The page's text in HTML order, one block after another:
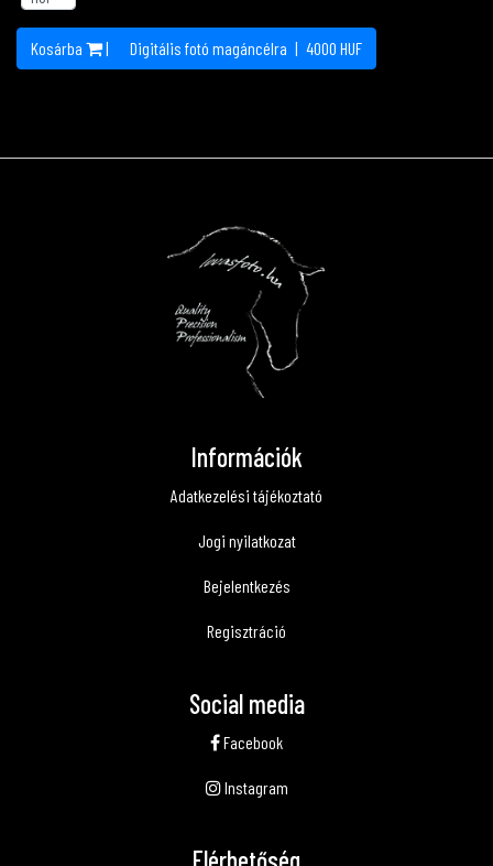
Kosárba | Digitális fotó magáncélra | 4000 HUF
Információk
Adatkezelési tájékoztató
Jogi nyilatkozat
Bejelentkezés
Regisztráció
Social media
Facebook
Instagram